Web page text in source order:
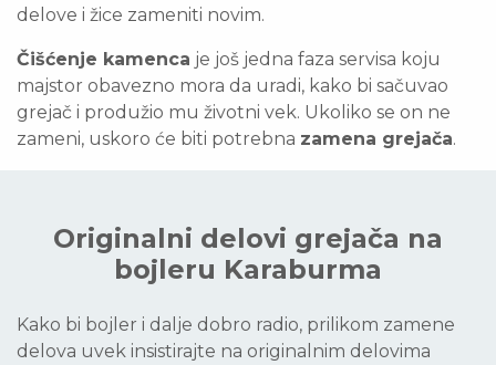
delove i žice zameniti novim.
Čišćenje kamenca je još jedna faza servisa koju
majstor obavezno mora da uradi, kako bi sačuvao
grejač i produžio mu životni vek. Ukoliko se on ne
zameni, uskoro će biti potrebna zamena grejača.
Originalni delovi grejača na
bojleru Karaburma
Kako bi bojler i dalje dobro radio, prilikom zamene
delova uvek insistirajte na originalnim delovima